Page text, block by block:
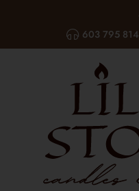
603 795 814